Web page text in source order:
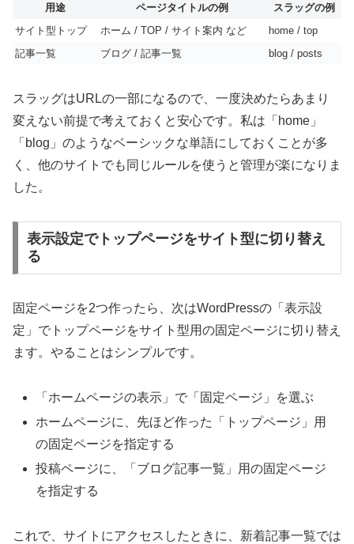
用途 ページタイトルの例
スラッグの例
サイト型トップ
ホーム / TOP / サイト案内 など
home / top
記事一覧
ブログ / 記事一覧 blog / posts
スラッグはURLの一部になるので、一度決めたらあまり
変えない前提で考えておくと安心です。私は「home」
「blog」のようなベーシックな単語にしておくことが多
く、他のサイトでも同じルールを使うと管理が楽になりま
した。
表示設定でトップページをサイト型に切り替え
る
固定ページを2つ作ったら、次はWordPressの「表示設
定」でトップページをサイト型用の固定ページに切り替え
ます。やることはシンプルです。
「ホームページの表示」で「固定ページ」を選ぶ
ホームページに、先ほど作った「トップページ」用
の固定ページを指定する
投稿ページに、「ブログ記事一覧」用の固定ページ
を指定する
これで、サイトにアクセスしたときに、新着記事一覧では